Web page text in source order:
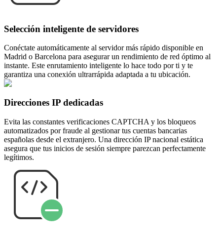
Selección inteligente de servidores
Conéctate automáticamente al servidor más rápido disponible en
Madrid o Barcelona para asegurar un rendimiento de red óptimo al
instante. Este enrutamiento inteligente lo hace todo por ti y te
garantiza una conexión ultrarrápida adaptada a tu ubicación.
Direcciones IP dedicadas
Evita las constantes verificaciones CAPTCHA y los bloqueos
automatizados por fraude al gestionar tus cuentas bancarias
españolas desde el extranjero. Una dirección IP nacional estática
asegura que tus inicios de sesión siempre parezcan perfectamente
legítimos.